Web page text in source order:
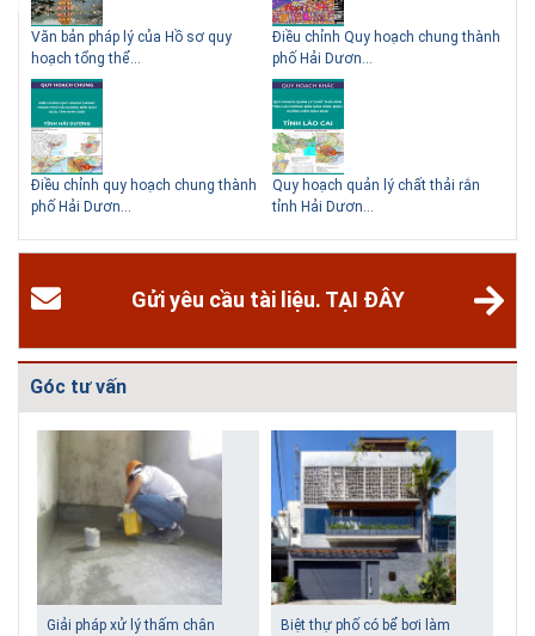
Văn bản pháp lý của Hồ sơ quy
hoạch tổng thể...
Điều chỉnh quy hoạch chung thành
phố Hải Dươn...
Điều chỉnh Quy hoạch chung thành
phố Hải Dươn...
Quy hoạch quản lý chất thải rắn
tỉnh Hải Dươn...
Gửi yêu cầu tài liệu. TẠI ĐÂY
Góc tư vấn
Giải pháp xử lý thấm chân
Biệt thự phố có bể bơi làm